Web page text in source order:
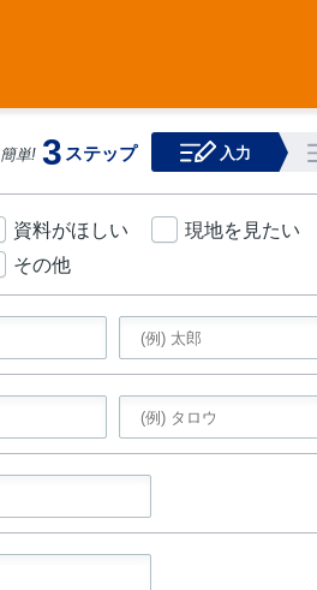
簡単! 3 ステップ 入力
資料がほしい 現地を見たい
その他